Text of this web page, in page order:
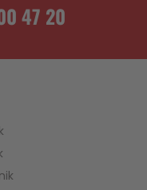
47 20